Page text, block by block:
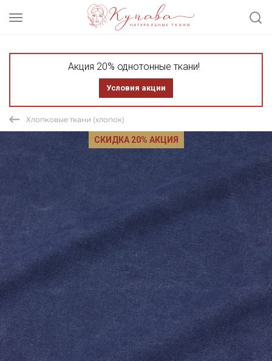
Акция 20% однотонные ткани!
Условия акции
Хлопковые ткани (хлопок)
СКИДКА 20% АКЦИЯ